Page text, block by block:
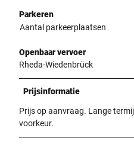
Parkeren
Aantal parkeerplaatsen
Openbaar vervoer
Rheda-Wiedenbrück
Prijsinformatie
Prijs op aanvraag. Lange
voorkeur.